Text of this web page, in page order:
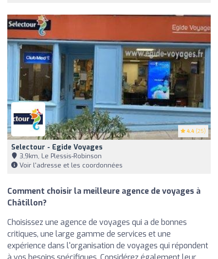
4.4 (25)
Selectour - Egide Voyages
3,9km, Le Plessis-Robinson
Voir l'adresse et les coordonnées
Comment choisir la meilleure agence de voyages à
Châtillon?
Choisissez une agence de voyages qui a de bonnes
critiques, une large gamme de services et une
expérience dans l'organisation de voyages qui répondent